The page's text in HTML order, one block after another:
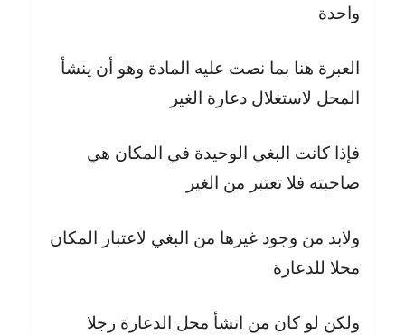
واحدة
العبرة هنا بما نصت عليه المادة وهو أن ينشأ
المحل لاستغلال دعارة الغير
فإذا كانت البغي الوحيدة في المكان هي
صاحبته فلا تعتبر من الغير
ولابد من وجود غيرها من البغي لاعتبار المكان
محلا للدعارة
ولكن لو كان من انشأ محل الدعارة رجلا